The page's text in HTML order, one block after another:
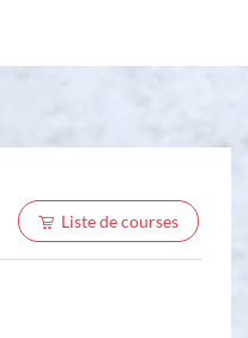
Liste de courses